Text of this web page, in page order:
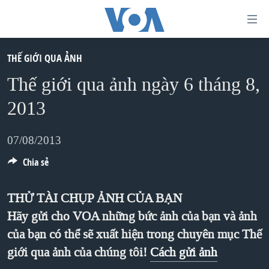
dẫn
truy
cập
Tới
dung
chính
điều
hướng
chính
Đi
TRANG CHỦ
VIỆT NAM
HOA KỲ
DIỄN ĐÀN
MỤC
TỰ DO BÁO CHÍ
VẠCH TRẦN TIN GIẢ
CHUYÊN ĐỀ
CHIẾN TRANH THƯƠNG MẠI CỦA MỸ: QUÁ KHỨ VÀ HIỆN
HỌC TIẾNG ANH
THẾ GIỚI QUA ẢNH
Thế giới qua ảnh ngày 6 tháng 8,
2013
07/08/2013
THỬ TÀI CHỤP ẢNH CỦA BẠN
Hãy gửi cho VOA những bức ảnh của bạn và ảnh
của bạn có thể sẽ xuất hiện trong chuyên mục Thế
giới qua ảnh của chúng tôi! Cách gửi ảnh
Chia sẻ